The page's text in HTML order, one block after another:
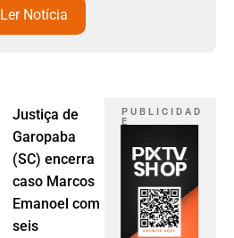
Ler Notícia
Justiça de
Garopaba
(SC) encerra
caso Marcos
Emanoel com
seis
P U B L I C I D A D
E